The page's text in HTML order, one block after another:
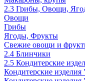
2.3 Грибы, Овощи,
Овощи
Грибы
Ягоды, Фрукты
Свежие овощи и
2.4 Блинчики
2.5 Кондитерские
Кондитерские